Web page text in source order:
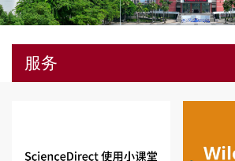
服务